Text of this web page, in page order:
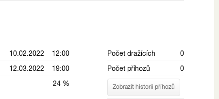
10.02.2022 12:00
12.03.2022 19:00
24 %
Počet dražících
0
Počet příhozů
0
Zobrazit historii příhozů